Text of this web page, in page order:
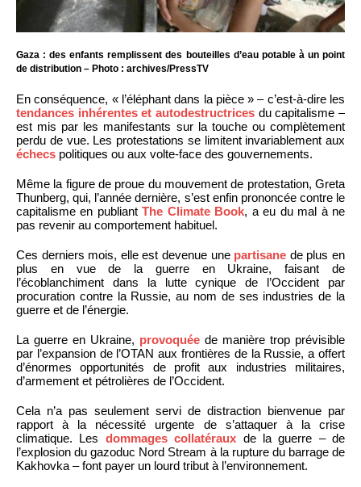
Gaza : des enfants remplissent des bouteilles d’eau potable à un point
de distribution – Photo : archives/PressTV
En conséquence, « l’éléphant dans la pièce » – c’est-à-dire les
tendances inhérentes et autodestructrices du capitalisme –
est mis par les manifestants sur la touche ou complètement
perdu de vue. Les protestations se limitent invariablement aux
échecs politiques ou aux volte-face des gouvernements.
Même la figure de proue du mouvement de protestation, Greta
Thunberg, qui, l’année dernière, s’est enfin prononcée contre le
capitalisme en publiantThe Climate Book, a eu du mal à ne
pas revenir au comportement habituel.
Ces derniers mois, elle est devenue une partisane de plus en
plus en vue de la guerre en Ukraine, faisant de
l’écoblanchiment dans la lutte cynique de l’Occident par
procuration contre la Russie, au nom de ses industries de la
guerre et de l’énergie.
La guerre en Ukraine, provoquée de manière trop prévisible
par l’expansion de l’OTAN aux frontières de la Russie, a offert
d’énormes opportunités de profit aux industries militaires,
d’armement et pétrolières de l’Occident.
Cela n’a pas seulement servi de distraction bienvenue par
rapport à la nécessité urgente de s’attaquer à la crise
climatique. Les dommages collatéraux de la guerre – de
l’explosion du gazoduc Nord Stream à la rupture du barrage de
Kakhovka – font payer un lourd tribut à l’environnement.